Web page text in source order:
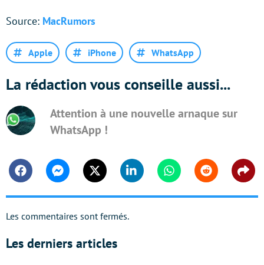
Source: MacRumors
Apple iPhone WhatsApp
La rédaction vous conseille aussi...
Attention à une nouvelle arnaque sur
WhatsApp !
FacebookMessengerTwitter Linkedin WhatsappReddit
Les commentaires sont fermés.
Les derniers articles